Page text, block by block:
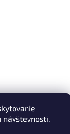
návštevnosti.